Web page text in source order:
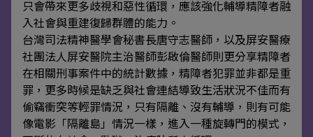
只會帶來更多歧視和惡性循環，應該強化輔導精障者融
入社會與重建復歸群體的能力。
台灣司法精神醫學會秘書長唐守志醫師，以及屏安醫療
社團法人屏安醫院主治醫師彭啟倫醫師則更分享精障者
在相關刑事案件中的統計數據，精障者犯罪並非都是重
罪，更多時候是缺乏與社會連結導致生活狀況不佳而有
偷竊衝突等輕罪情況，只有隔離、沒有輔導，則有可能
像電影「隔離島」情況一樣，進入一種旋轉門的模式，